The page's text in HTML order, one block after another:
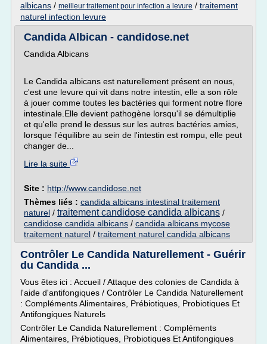
albicans / meilleur traitement pour infection a levure / traitement
naturel infection levure
Candida Albican - candidose.net
Candida Albicans
Le Candida albicans est naturellement présent en nous,
c'est une levure qui vit dans notre intestin, elle a son rôle
à jouer comme toutes les bactéries qui forment notre flore
intestinale.Elle devient pathogène lorsqu'il se démultiplie
et qu'elle prend le dessus sur les autres bactéries amies,
lorsque l'équilibre au sein de l'intestin est rompu, elle peut
changer de...
Lire la suite
Site : http://www.candidose.net
Thèmes liés : candida albicans intestinal traitement
naturel / traitement candidose candida albicans /
candidose candida albicans / candida albicans mycose
traitement naturel / traitement naturel candida albicans
Contrôler Le Candida Naturellement - Guérir
du Candida ...
Vous êtes ici : Accueil / Attaque des colonies de Candida à
l'aide d'antifongiques / Contrôler Le Candida Naturellement
: Compléments Alimentaires, Prébiotiques, Probiotiques Et
Antifongiques Naturels
Contrôler Le Candida Naturellement : Compléments
Alimentaires, Prébiotiques, Probiotiques Et Antifongiques